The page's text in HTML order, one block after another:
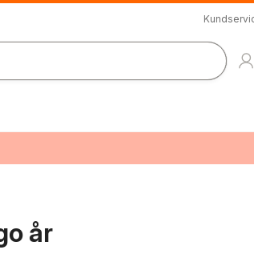
år